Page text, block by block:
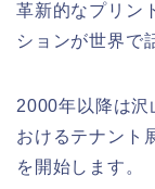
革新的なプリン
ションが世界で
2000年以降は沢
おけるテナント
を開始します。